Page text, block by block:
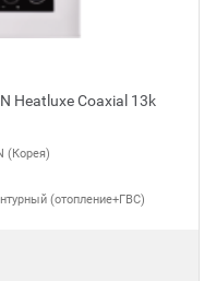
Heatluxe Coaxial 13k
(Корея)
(отопление+ГВС)